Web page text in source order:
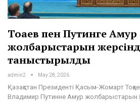
Тоқаев пен Путинге Амур
жолбарыстарын
таныстырылды
admin2 May 28, 2026
Қазақстан Президенті Қасым-Жомарт
Владимир Путинне Амур жолбарыстарын